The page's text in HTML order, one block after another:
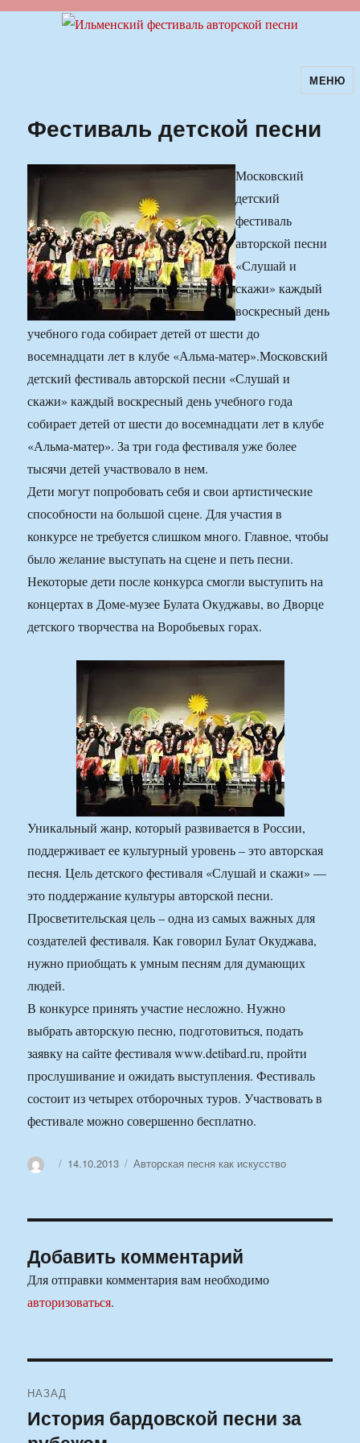
Ильменский фестиваль авторскойМЕНЮ
Фестиваль детской песни
Московский
детский
фестиваль
авторской песни
«Слушай и
скажи» каждый
воскресный день
учебного года собирает детей от шести до
восемнадцати лет в клубе «Альма-матер».Московский
детский фестиваль авторской песни «Слушай и
скажи» каждый воскресный день учебного года
собирает детей от шести до восемнадцати лет в клубе
«Альма-матер». За три года фестиваля уже более
тысячи детей участвовало в нем.
Дети могут попробовать себя и свои артистические
способности на большой сцене. Для участия в
конкурсе не требуется слишком много. Главное, чтобы
было желание выступать на сцене и петь песни.
Некоторые дети после конкурса смогли выступить на
концертах в Доме-музее Булата Окуджавы, во Дворце
детского творчества на Воробьевых горах.
Уникальный жанр, который развивается в России,
поддерживает ее культурный уровень – это авторская
песня. Цель детского фестиваля «Слушай и скажи» —
это поддержание культуры авторской песни.
Просветительская цель – одна из самых важных для
создателей фестиваля. Как говорил Булат Окуджава,
нужно приобщать к умным песням для думающих
людей.
В конкурсе принять участие несложно. Нужно
выбрать авторскую песню, подготовиться, подать
заявку на сайте фестиваля www.detibard.ru, пройти
прослушивание и ожидать выступления. Фестиваль
состоит из четырех отборочных туров. Участвовать в
фестивале можно совершенно бесплатно.
АвторОпубликовано
14.10.2013 Рубрики
Авторская песня как искусство
Добавить комментарий
Для отправки комментария вам необходимо
авторизоваться.
по
НАЗАД
Предыдущая
запись:
История бардовской песни за